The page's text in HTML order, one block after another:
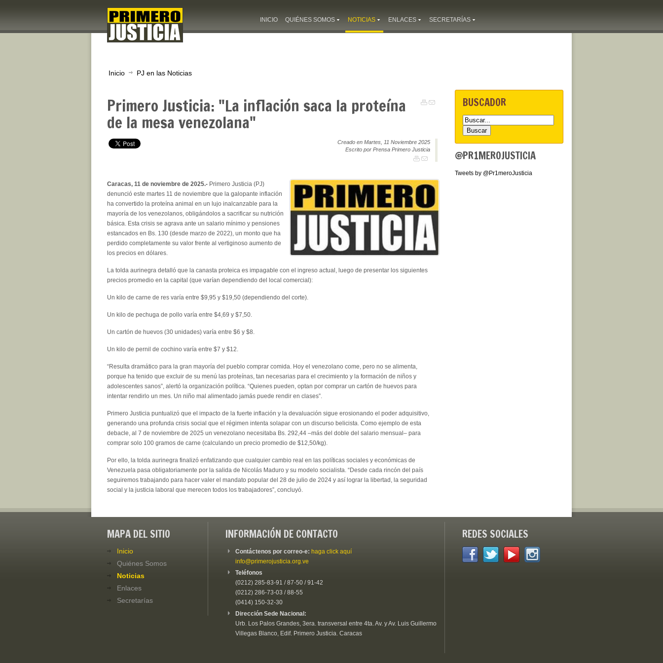
INICIO QUIÉNES SOMOS NOTICIAS ENLACES SECRETARÍAS
Inicio PJ en las Noticias
Primero Justicia: "La inflación saca la proteína
de la mesa venezolana"
Creado en Martes, 11 Noviembre 2025
Escrito por Prensa Primero Justicia
Caracas, 11 de noviembre de 2025.- Primero Justicia (PJ)
denunció este martes 11 de noviembre que la galopante inflación
ha convertido la proteína animal en un lujo inalcanzable para la
mayoría de los venezolanos, obligándolos a sacrificar su nutrición
básica. Esta crisis se agrava ante un salario mínimo y pensiones
estancados en Bs. 130 (desde marzo de 2022), un monto que ha
perdido completamente su valor frente al vertiginoso aumento de
los precios en dólares.
La tolda aurinegra detalló que la canasta proteica es impagable con el ingreso actual, luego de presentar los siguientes
precios promedio en la capital (que varían dependiendo del local comercial):
Un kilo de carne de res varía entre $9,95 y $19,50 (dependiendo del corte).
Un kilo de pechuga de pollo varía entre $4,69 y $7,50.
Un cartón de huevos (30 unidades) varía entre $6 y $8.
Un kilo de pernil de cochino varía entre $7 y $12.
“Resulta dramático para la gran mayoría del pueblo comprar comida. Hoy el venezolano come, pero no se alimenta,
porque ha tenido que excluir de su menú las proteínas, tan necesarias para el crecimiento y la formación de niños y
adolescentes sanos”, alertó la organización política. “Quienes pueden, optan por comprar un cartón de huevos para
intentar rendirlo un mes. Un niño mal alimentado jamás puede rendir en clases”.
Primero Justicia puntualizó que el impacto de la fuerte inflación y la devaluación sigue erosionando el poder adquisitivo,
generando una profunda crisis social que el régimen intenta solapar con un discurso belicista. Como ejemplo de esta
debacle, al 7 de noviembre de 2025 un venezolano necesitaba Bs. 292,44 –más del doble del salario mensual– para
comprar solo 100 gramos de carne (calculando un precio promedio de $12,50/kg).
Por ello, la tolda aurinegra finalizó enfatizando que cualquier cambio real en las políticas sociales y económicas de
Venezuela pasa obligatoriamente por la salida de Nicolás Maduro y su modelo socialista. “Desde cada rincón del país
seguiremos trabajando para hacer valer el mandato popular del 28 de julio de 2024 y así lograr la libertad, la seguridad
social y la justicia laboral que merecen todos los trabajadores”, concluyó.
BUSCADOR
@PR1MEROJUSTICIA
Tweets by @Pr1meroJusticia
MAPA DEL SITIO
Inicio
Quiénes Somos
Noticias
Enlaces
Secretarías
INFORMACIÓN DE CONTACTO
Contáctenos por correo-e: haga click aquí
info@primerojusticia.org.ve
Teléfonos
(0212) 285-83-91 / 87-50 / 91-42
(0212) 286-73-03 / 88-55
(0414) 150-32-30
Dirección Sede Nacional:
Urb. Los Palos Grandes, 3era. transversal entre 4ta. Av. y Av. Luis Guillermo
Villegas Blanco, Edif. Primero Justicia. Caracas
REDES SOCIALES